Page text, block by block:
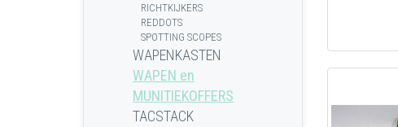
RICHTKIJKERS
REDDOTS
SPOTTING SCOPES
WAPENKASTEN
WAPEN en
MUNITIEKOFFERS
TACSTACK